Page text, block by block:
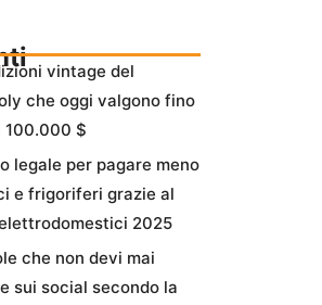
vintage del
che oggi valgono fino
100.000 $
legale per pagare meno
e frigoriferi grazie al
2025
che non devi mai
sui social secondo la